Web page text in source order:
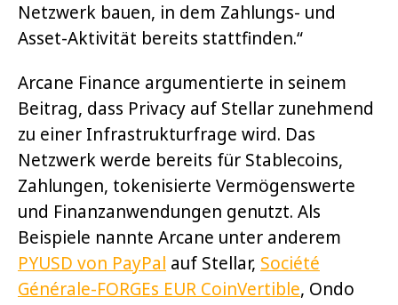
Netzwerk bauen, in dem Zahlungs- und
Asset-Aktivität bereits stattfinden.“
Arcane Finance argumentierte in seinem
Beitrag, dass Privacy auf Stellar zunehmend
zu einer Infrastrukturfrage wird. Das
Netzwerk werde bereits für Stablecoins,
Zahlungen, tokenisierte Vermögenswerte
und Finanzanwendungen genutzt. Als
Beispiele nannte Arcane unter anderem
PYUSD von PayPal auf Stellar, Société
Générale-FORGEs EUR CoinVertible, Ondo